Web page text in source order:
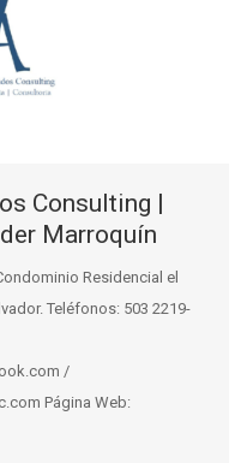
Consulting |
Marroquín
Residencial el
Teléfonos: 503 2219-
/
Página Web: